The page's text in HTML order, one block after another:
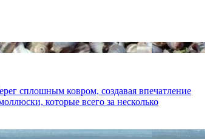
сплошным ковром, создавая впечатление
которые всего за несколько